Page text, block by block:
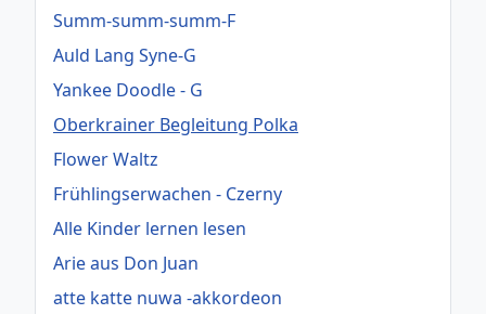
Summ-summ-summ-F
Auld Lang Syne-G
Yankee Doodle - G
Oberkrainer Begleitung Polka
Flower Waltz
Frühlingserwachen - Czerny
Alle Kinder lernen lesen
Arie aus Don Juan
atte katte nuwa -akkordeon